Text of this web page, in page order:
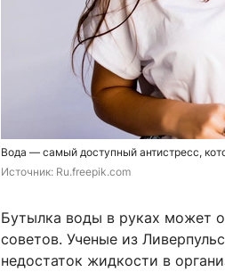
Вода — самый доступный антистресс,
Источник: Ru.freepik.com
Бутылка воды в руках может
советов. Ученые из
недостаток жидкости в